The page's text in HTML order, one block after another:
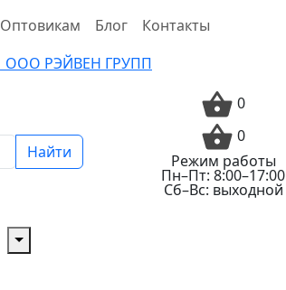
Оптовикам Блог Контакты
Найти
0
0
Режим работы
Пн–Пт: 8:00–17:00
Сб–Вс: выходной